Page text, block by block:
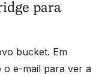
para
bucket. Em
o e-mail para ver a